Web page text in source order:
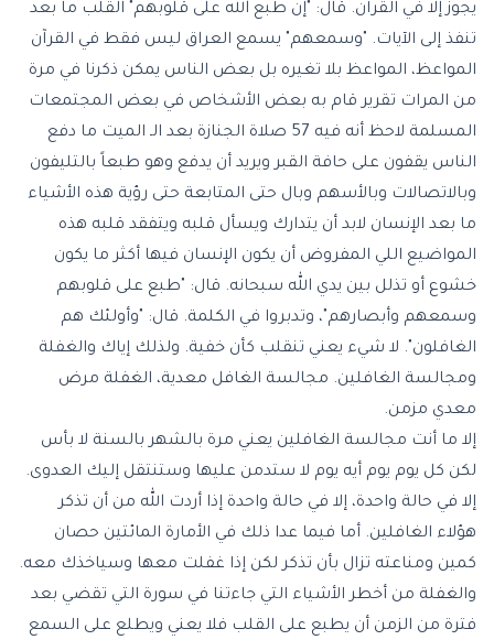
يجوز إلا في القرآن. قال: "إن طبع الله على قلوبهم" القلب ما بعد
تنفذ إلى الآيات. "وسمعهم" يسمع العراق ليس فقط في القرآن
المواعظ، المواعظ بلا تغيره بل بعض الناس يمكن ذكرنا في مرة
من المرات تقرير قام به بعض الأشخاص في بعض المجتمعات
المسلمة لاحظ أنه فيه 57 صلاة الجنازة بعد الـ الميت ما دفع
الناس يقفون على حافة القبر ويريد أن يدفع وهو طبعاً بالتليفون
وبالاتصالات وبالأسهم وبال حتى المتابعة حتى رؤية هذه الأشياء
ما بعد الإنسان لابد أن يتدارك ويسأل قلبه ويتفقد قلبه هذه
المواضيع اللي المفروض أن يكون الإنسان فيها أكثر ما يكون
خشوع أو تذلل بين يدي الله سبحانه. قال: "طبع على قلوبهم
وسمعهم وأبصارهم"، وتدبروا في الكلمة. قال: "وأولئك هم
الغافلون". لا شيء يعني تنقلب كأن خفية. ولذلك إياك والغفلة
ومجالسة الغافلين. مجالسة الغافل معدية، الغفلة مرض
معدي مزمن.
إلا ما أنت مجالسة الغافلين يعني مرة بالشهر بالسنة لا بأس
لكن كل يوم يوم أيه يوم لا ستدمن عليها وستنتقل إليك العدوى.
إلا في حالة واحدة، إلا في حالة واحدة إذا أردت الله من أن تذكر
هؤلاء الغافلين. أما فيما عدا ذلك في الأمارة المائتين حصان
كمين ومناعته تزال بأن تذكر لكن إذا غفلت معها وسياخذك معه.
والغفلة من أخطر الأشياء التي جاءتنا في سورة التي تقضي بعد
فترة من الزمن أن يطبع على القلب فلا يعني ويطلع على السمع